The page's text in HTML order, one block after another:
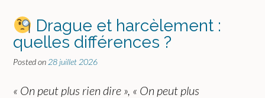
Drague et harcèlement :
quelles différences ?
Posted on 28 juillet 2026
« On peut plus rien dire », « On peut plus